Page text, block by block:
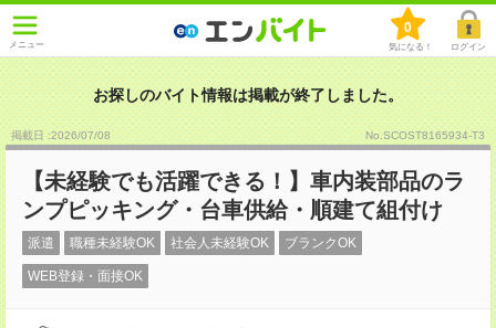
メニュー
0
気になる！ ログイン
お探しのバイト情報は掲載が終了しました。
掲載日 :2026/07/08 No.SCOST8165934-T3
【未経験でも活躍できる！】車内装部品のラ
ンプピッキング・台車供給・順建て組付け
派遣 職種未経験OK 社会人未経験OK ブランクOK
WEB登録・面接OK